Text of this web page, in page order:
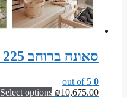
סאונה ברוחב 225 ס"מ x עומק 180 ס"מ x גובה 200 ס"מ | ערכת מודולרית לסאונה פינית
0
₪10,675.00
Select options